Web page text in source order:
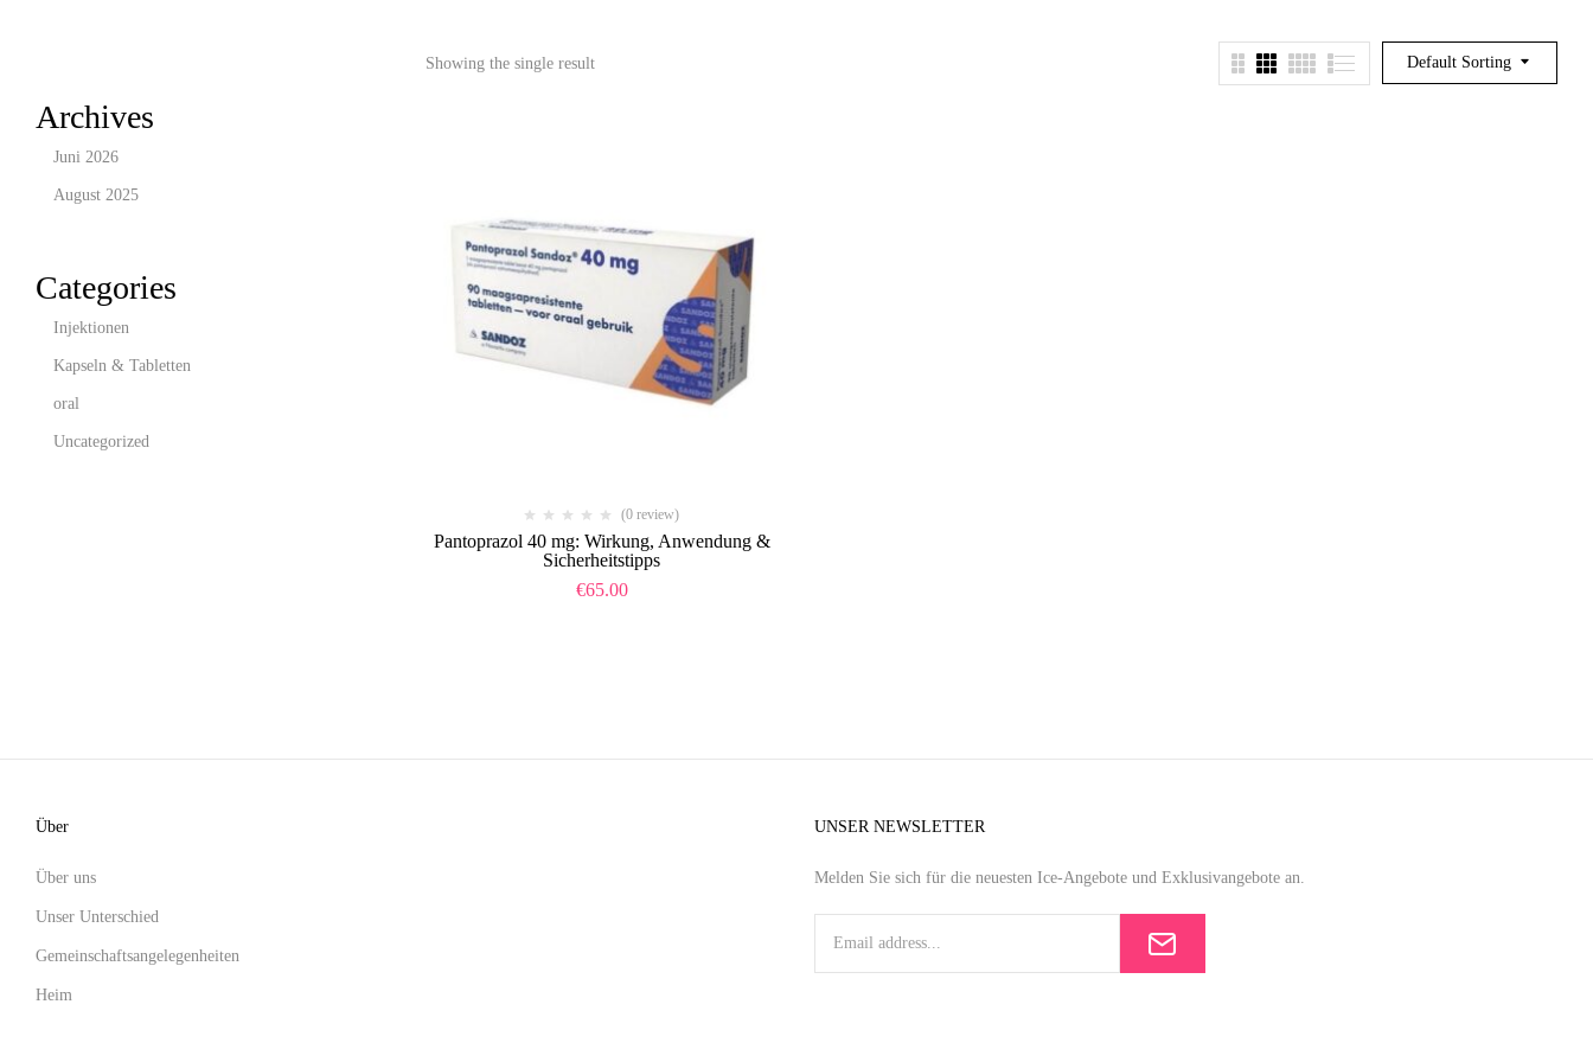
Archives
Juni 2026
August 2025
Categories
Injektionen
Kapseln & Tabletten
oral
Uncategorized
Default Sorting
Showing the single result
(0 review)
Pantoprazol 40 mg: Wirkung, Anwendung &
Sicherheitstipps
€65.00
Über
Über uns
Unser Unterschied
Gemeinschaftsangelegenheiten
Heim
UNSER NEWSLETTER
Melden Sie sich für die neuesten Ice-Angebote und Exklusivangebote an.